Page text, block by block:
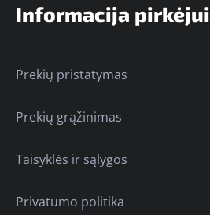
Informacija pirkėjui
Prekių pristatymas
Prekių grąžinimas
Taisyklės ir sąlygos
Privatumo politika